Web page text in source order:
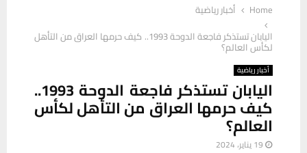
Home
أخبار رياضية
اليابان تستذكر فاجعة الدوحة 1993.. كيف حرمها العراق من التأهل
لكأس العالم؟
أخبار رياضية
اليابان تستذكر فاجعة الدوحة 1993..
كيف حرمها العراق من التأهل لكأس
العالم؟
19 يناير، 2024